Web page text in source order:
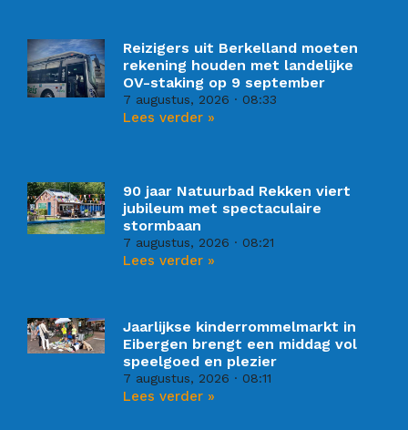
Reizigers uit Berkelland moeten
rekening houden met landelijke
OV-staking op 9 september
7 augustus, 2026 08:33
Lees verder »
90 jaar Natuurbad Rekken viert
jubileum met spectaculaire
stormbaan
7 augustus, 2026 08:21
Lees verder »
Jaarlijkse kinderrommelmarkt in
Eibergen brengt een middag vol
speelgoed en plezier
7 augustus, 2026 08:11
Lees verder »